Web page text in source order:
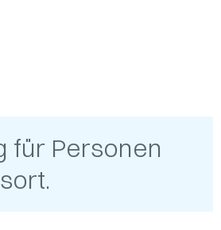
für Personen